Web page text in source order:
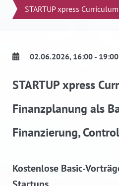
STARTUP xpress
02.06.2026, 16:00 -
STARTUP xpress
Finanzplanung als
Finanzierung,
Kostenlose Basic-